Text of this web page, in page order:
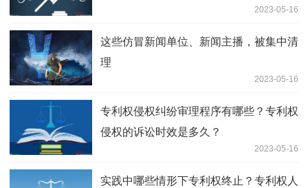
2023-05-16
这些仿冒新闻单位、新闻主播，被集中清
理
2023-05-16
专利权侵权纠纷审理程序有哪些？专利权
侵权的诉讼时效是多久？
2023-05-16
实践中哪些情形下专利权终止？专利权人